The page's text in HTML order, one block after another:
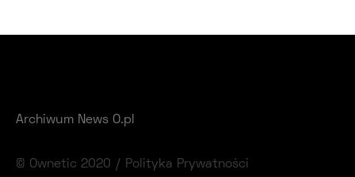
Archiwum News O.pl
© Ownetic 2020 / Polityka Prywatności